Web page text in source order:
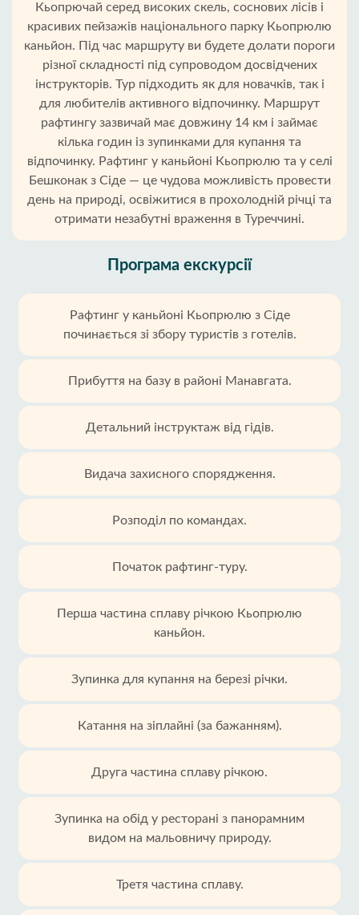
Кьопрючай серед високих скель, соснових лісів і
красивих пейзажів національного парку Кьопрюлю
каньйон. Під час маршруту ви будете долати пороги
різної складності під супроводом досвідчених
інструкторів. Тур підходить як для новачків, так і
для любителів активного відпочинку. Маршрут
рафтингу зазвичай має довжину 14 км і займає
кілька годин із зупинками для купання та
відпочинку. Рафтинг у каньйоні Кьопрюлю та у селі
Бешконак з Сіде — це чудова можливість провести
день на природі, освіжитися в прохолодній річці та
отримати незабутні враження в Туреччині.
Програма екскурсії
Рафтинг у каньйоні Кьопрюлю з Сіде
починається зі збору туристів з готелів.
Прибуття на базу в районі Манавгата.
Детальний інструктаж від гідів.
Видача захисного спорядження.
Розподіл по командах.
Початок рафтинг-туру.
Перша частина сплаву річкою Кьопрюлю
каньйон.
Зупинка для купання на березі річки.
Катання на зіплайні (за бажанням).
Друга частина сплаву річкою.
Зупинка на обід у ресторані з панорамним
видом на мальовничу природу.
Третя частина сплаву.